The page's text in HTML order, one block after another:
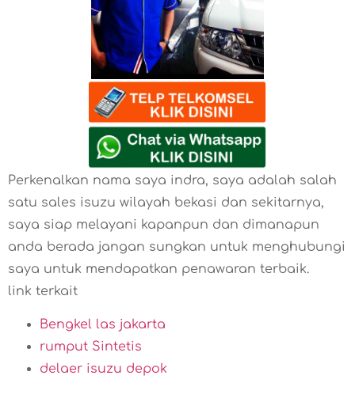
Perkenalkan nama saya indra, saya adalah salah
satu sales isuzu wilayah bekasi dan sekitarnya,
saya siap melayani kapanpun dan dimanapun
anda berada jangan sungkan untuk menghubungi
saya untuk mendapatkan penawaran terbaik.
link terkait
Bengkel las jakarta
rumput Sintetis
delaer isuzu depok